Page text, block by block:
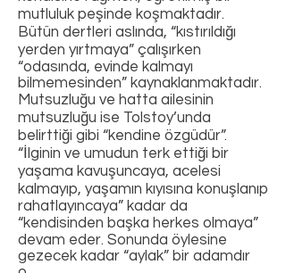
mutluluk peşinde koşmaktadır.
Bütün dertleri aslında, “kıstırıldığı
yerden yırtmaya” çalışırken
“odasında, evinde kalmayı
bilmemesinden” kaynaklanmaktadır.
Mutsuzluğu ve hatta ailesinin
mutsuzluğu ise Tolstoy’unda
belirttiği gibi “kendine özgüdür”.
“İlginin ve umudun terk ettiği bir
yaşama kavuşuncaya, acelesi
kalmayıp, yaşamın kıyısına konuşlanıp
rahatlayıncaya” kadar da
“kendisinden başka herkes olmaya”
devam eder. Sonunda öylesine
gezecek kadar “aylak” bir adamdır